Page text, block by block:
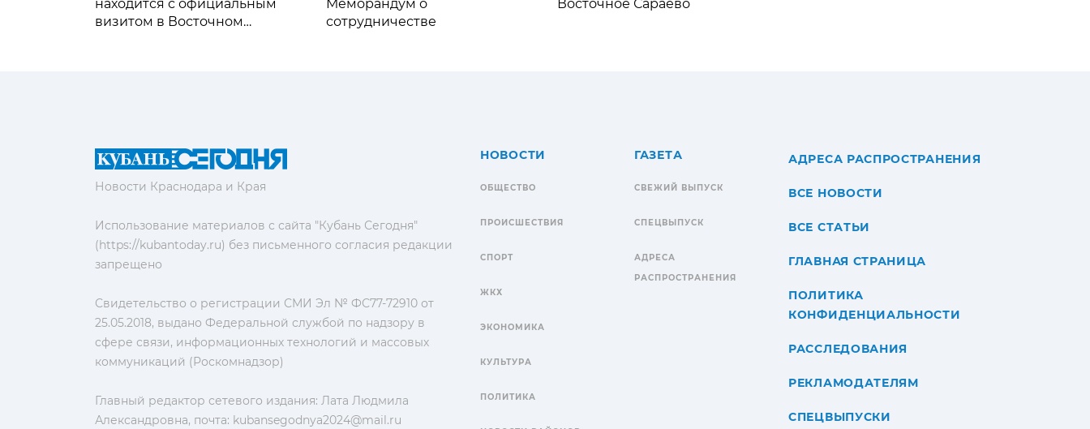
находится с официальным
визитом в Восточном
Меморандум о
сотрудничестве
Восточное Сараево
Новости Краснодара и Края
Использование материалов с сайта "Кубань Сегодня"
(https://kubantoday.ru) без письменного согласия редакции
запрещено
Свидетельство о регистрации СМИ Эл № ФС77-72910 от
25.05.2018, выдано Федеральной службой по надзору в
сфере связи, информационных технологий и массовых
коммуникаций (Роскомнадзор)
Главный редактор сетевого издания: Лата Людмила
Александровна, почта: kubansegodnya2024@mail.ru
НОВОСТИ
ОБЩЕСТВО
ПРОИСШЕСТВИЯ
СПОРТ
ЖКХ
ЭКОНОМИКА
КУЛЬТУРА
ПОЛИТИКА
ГАЗЕТА
СВЕЖИЙ ВЫПУСК
СПЕЦВЫПУСК
АДРЕСА
РАСПРОСТРАНЕНИЯ
АДРЕСА РАСПРОСТРАНЕНИЯ
ВСЕ НОВОСТИ
ВСЕ СТАТЬИ
ГЛАВНАЯ СТРАНИЦА
ПОЛИТИКА
КОНФИДЕНЦИАЛЬНОСТИ
РАССЛЕДОВАНИЯ
РЕКЛАМОДАТЕЛЯМ
СПЕЦВЫПУСКИ